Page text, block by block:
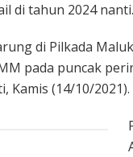
di tahun 2024 nanti.
di Pilkada
pada puncak
Kamis (14/10/2021).